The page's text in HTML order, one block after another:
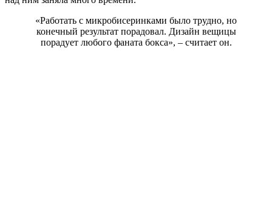
«Работать с микробисеринками было трудно, но
конечный результат порадовал. Дизайн вещицы
порадует любого фаната бокса», – считает он.